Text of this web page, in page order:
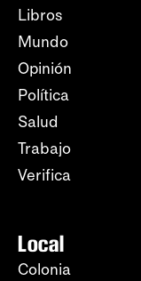
Libros
Mundo
Opinión
Política
Salud
Trabajo
Verifica
Local
Colonia